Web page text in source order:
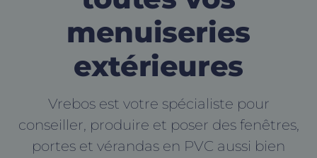
menuiseries
extérieures
Vrebos est votre spécialiste pour
conseiller, produire et poser des fenêtres,
portes et vérandas en PVC aussi bien